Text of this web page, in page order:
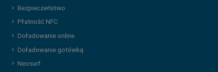
Bezpieczeństwo
Płatność NFC
Doładowanie online
Doładowanie gotówką
Neosurf